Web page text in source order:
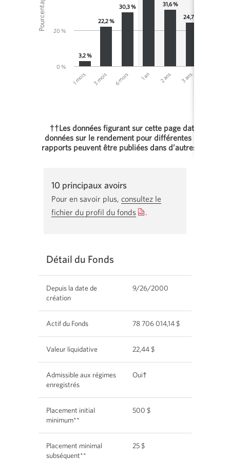
Pourcentage
1 mois 3 mois 6 mois 1 an 2 ans 3 ans
0 %
20 %
††Les données figurant sur cette page datent du 30
données sur le rendement pour différentes périodes
rapports peuvent être publiées dans d’autres
3,2 %
22,2 %
30,3 %
31,6 %
24,7 %
10 principaux avoirs
Pour en savoir plus, consultez le
fichier du profil du fonds Une.
Détail du Fonds
Depuis la date de
création
9/26/2000
Actif du Fonds 78 706 014,14 $
Valeur liquidative 22,44 $
Admissible aux régimes
enregistrés
Oui†
Placement initial
minimum**
500 $
Placement minimal
subséquent**
25 $